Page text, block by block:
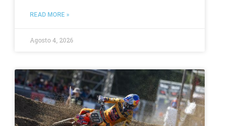
READ MORE »
Agosto 4, 2026